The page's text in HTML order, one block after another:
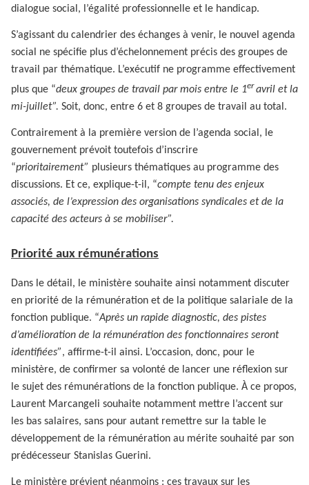
dialogue social, l’égalité professionnelle et le handicap.
S’agissant du calendrier des échanges à venir, le nouvel agenda
social ne spécifie plus d’échelonnement précis des groupes de
travail par thématique. L’exécutif ne programme effectivement
plus que “deux groupes de travail par mois entre le 1eravril et la
mi-juillet”. Soit, donc, entre 6 et 8 groupes de travail au total.
Contrairement à la première version de l’agenda social, le
gouvernement prévoit toutefois d’inscrire
“prioritairement” plusieurs thématiques au programme des
discussions. Et ce, explique-t-il, “compte tenu des enjeux
associés, de l’expression des organisations syndicales et de la
capacité des acteurs à se mobiliser”.
Priorité aux rémunérations
Dans le détail, le ministère souhaite ainsi notamment discuter
en priorité de la rémunération et de la politique salariale de la
fonction publique. “Après un rapide diagnostic, des pistes
d’amélioration de la rémunération des fonctionnaires seront
identifiées”, affirme-t-il ainsi. L’occasion, donc, pour le
ministère, de confirmer sa volonté de lancer une réflexion sur
le sujet des rémunérations de la fonction publique. À ce propos,
Laurent Marcangeli souhaite notamment mettre l’accent sur
les bas salaires, sans pour autant remettre sur la table le
développement de la rémunération au mérite souhaité par son
prédécesseur Stanislas Guerini.
Le ministère prévient néanmoins : ces travaux sur les